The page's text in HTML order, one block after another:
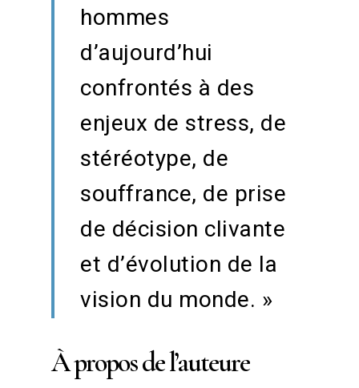
hommes
d’aujourd’hui
confrontés à des
enjeux de stress, de
stéréotype, de
souffrance, de prise
de décision clivante
et d’évolution de la
vision du monde. »
À propos de l’auteure